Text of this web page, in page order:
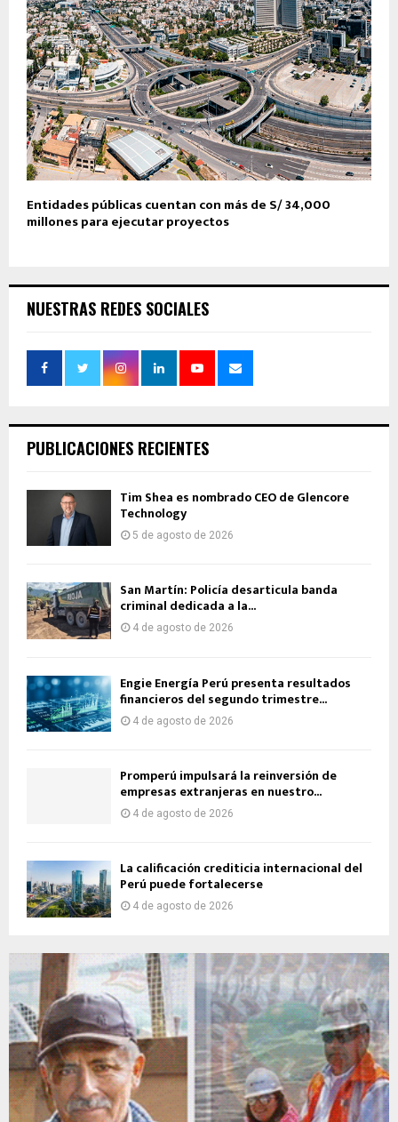
Entidades públicas cuentan con más de S/ 34,000
millones para ejecutar proyectos
NUESTRAS REDES SOCIALES
PUBLICACIONES RECIENTES
Tim Shea es nombrado CEO de Glencore
Technology
5 de agosto de 2026
San Martín: Policía desarticula banda
criminal dedicada a la...
4 de agosto de 2026
Engie Energía Perú presenta resultados
financieros del segundo trimestre...
4 de agosto de 2026
Promperú impulsará la reinversión de
empresas extranjeras en nuestro...
4 de agosto de 2026
La calificación crediticia internacional del
Perú puede fortalecerse
4 de agosto de 2026